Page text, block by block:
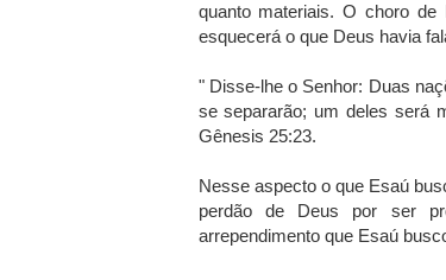
quanto materiais. O choro
esquecerá o que Deus havia
" Disse-lhe o Senhor: Duas
se separarão; um deles será
Gênesis 25:23.
Nesse aspecto o que Esaú
perdão de Deus por ser
arrependimento que Esaú